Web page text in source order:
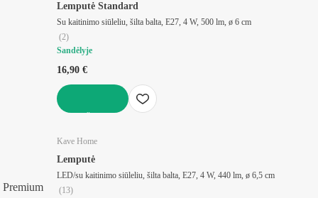
Lemputė Standard
Su kaitinimo siūleliu, šilta balta, E27, 4 W, 500 lm, ø 6 cm
(2)
Sandėlyje
16,90 €
Premium
Kave Home
Lemputė
LED/su kaitinimo siūleliu, šilta balta, E27, 4 W, 440 lm, ø 6,5 cm
(13)